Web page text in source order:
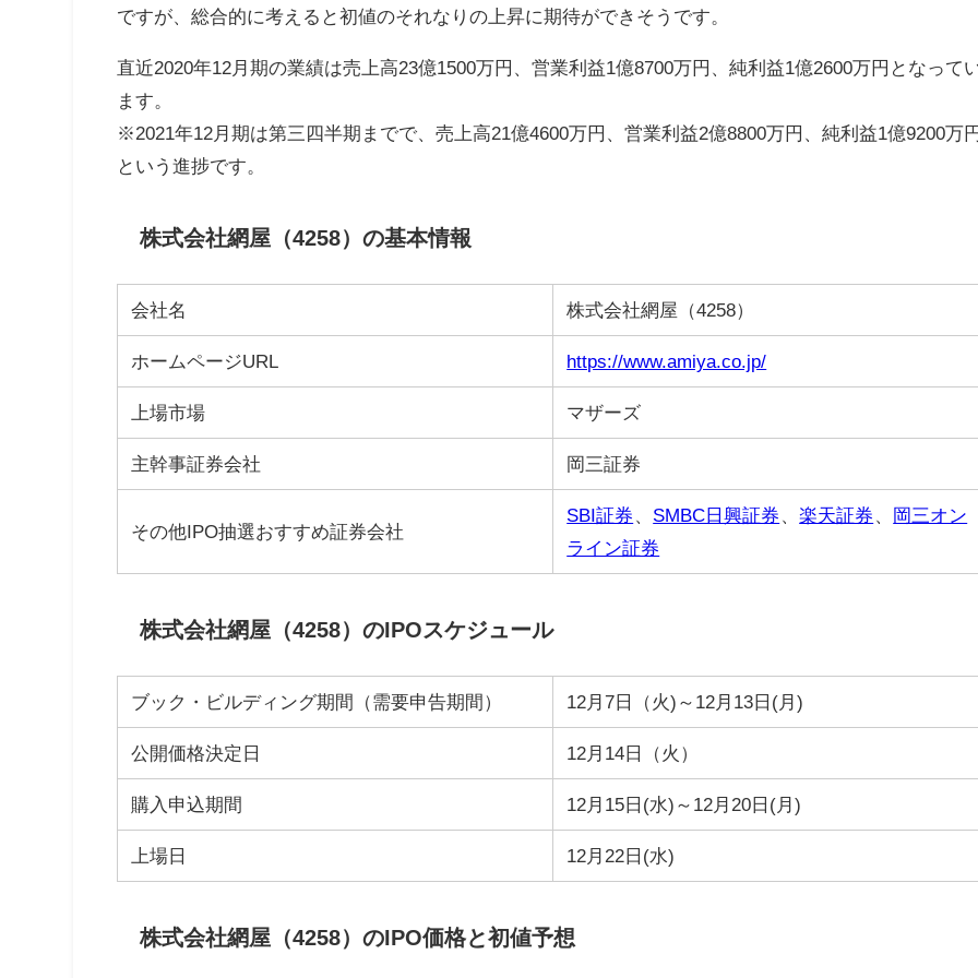
ですが、総合的に考えると初値のそれなりの上昇に期待ができそうです。
直近2020年12月期の業績は売上高23億1500万円、営業利益1億8700万円、純利益1億2600万円となって
ます。
※2021年12月期は第三四半期までで、売上高21億4600万円、営業利益2億8800万円、純利益1億9200万
という進捗です。
株式会社網屋（4258）の基本情報
会社名 株式会社網屋（4258）
ホームページURL https://www.amiya.co.jp/
上場市場 マザーズ
主幹事証券会社 岡三証券
その他IPO抽選おすすめ証券会社
SBI証券 SMBC日興証券 、楽天証券
岡三オン
ライン証券
株式会社網屋（4258）のIPOスケジュール
ブック・ビルディング期間（需要申告期間） 12月7日（火)～12月13日(月)
公開価格決定日 12月14日（火）
購入申込期間 12月15日(水)～12月20日(月)
上場日 12月22日(水)
株式会社網屋（4258）のIPO価格と初値予想